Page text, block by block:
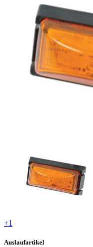
+1
Auslaufartikel